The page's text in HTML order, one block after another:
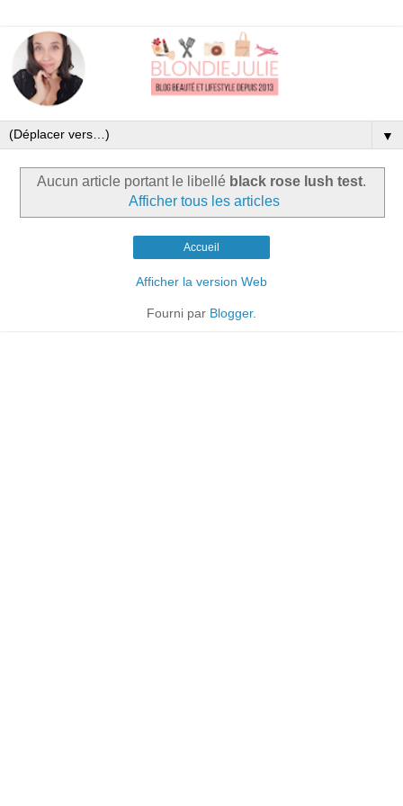
▼
Aucun article portant le libellé black rose lush test.
Afficher tous les articles
Accueil
Afficher la version Web
Fourni par Blogger.